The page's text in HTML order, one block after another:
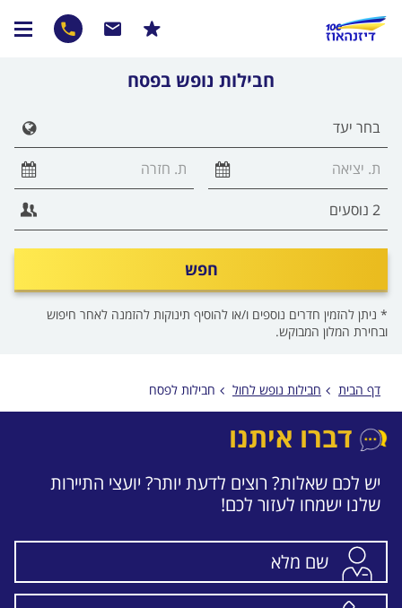
חבילות נופש בפסח
חפש
* ניתן להזמין חדרים נוספים ו/או להוסיף תינוקות להזמנה לאחר חיפוש
ובחירת המלון המבוקש.
דף הבית חבילות נופש לחול חבילות לפסח
דברו איתנו
יש לכם שאלות? רוצים לדעת יותר? יועצי התיירות
שלנו ישמחו לעזור לכם!